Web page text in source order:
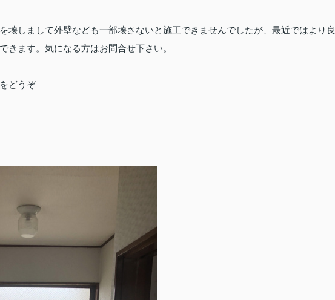
壊しまして外壁なども一部壊さないと施工できませんでしたが、最近ではより良
きます。気になる方はお問合せ下さい。
どうぞ